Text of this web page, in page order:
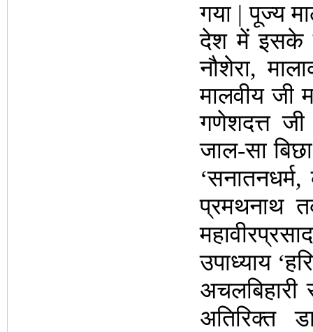
गया | पूज्य
देश में इसके
नौशेरा,
मालवीय जी
गणेशदत्त
जाल-सा
प्रमथनाथ
उपाध्याय
अचलबिहारी
अतिरिक्त